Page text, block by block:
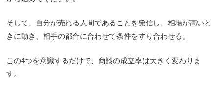
そして、自分が売れる人間であることを発信し、相場が高いと
きに動き、相手の都合に合わせて条件をすり合わせる。
この4つを意識するだけで、商談の成立率は大きく変わりま
す。